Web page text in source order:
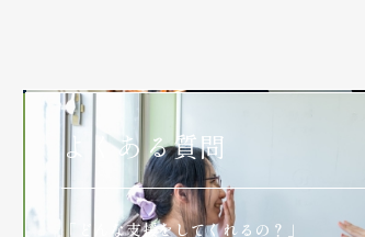
よくある質問
「どんな支援をしてくれるの？」